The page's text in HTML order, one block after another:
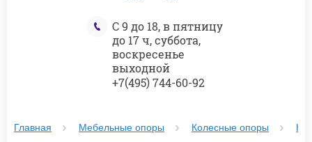
С 9 до 18, в пятницу
до 17 ч, суббота,
воскресенье
выходной
+7(495) 744-60-92
Главная Мебельные опоры Колесные опоры